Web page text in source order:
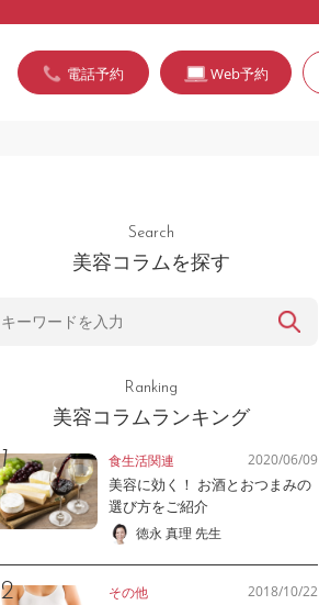
電話予約 Web予約
Search
美容コラムを探す
Ranking
美容コラムランキング
食生活関連 2020/06/09
美容に効く！ お酒とおつまみの
選び方をご紹介
徳永 真理 先生
その他 2018/10/22